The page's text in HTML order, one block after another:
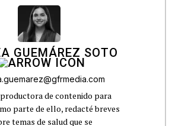
GUEMÁREZ SOTO
de contenido para
parte de ello, redacté breves
temas de salud que se